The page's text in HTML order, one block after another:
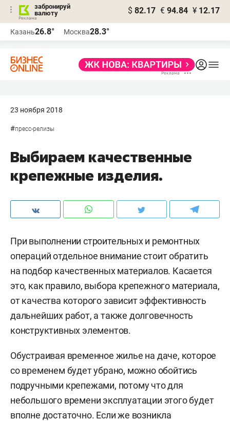
забронируй
валюту
$ 82.17 € 94.84 ¥ 12.17
Казань26.8° Москва28.3°
23 ноября 2018
#пресс-релизы
Выбираем качественные
крепежные изделия.
При выполнении строительных и ремонтных
операций отдельное внимание стоит обратить
на подбор качественных материалов. Касается
это, как правило, выбора крепежного материала,
от качества которого зависит эффективность
дальнейших работ, а также долговечность
конструктивных элементов.
Обустраивая временное жилье на даче, которое
со временем будет убрано, можно обойтись
подручными крепежами, потому что для
небольшого времени эксплуатации этого будет
вполне достаточно. Если же возникла